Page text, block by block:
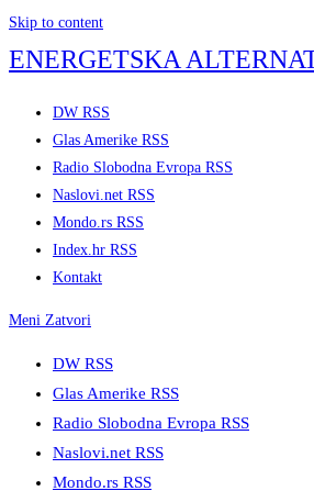
Skip to content
ENERGETSKA
DW RSS
Glas Amerike RSS
Radio Slobodna Evropa RSS
Naslovi.net RSS
Mondo.rs RSS
Index.hr RSS
Kontakt
Meni Zatvori
DW RSS
Glas Amerike RSS
Radio Slobodna Evropa RSS
Naslovi.net RSS
Mondo.rs RSS